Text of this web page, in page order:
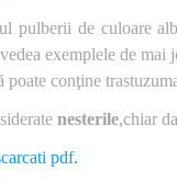
pulberii de culoare
exemplele de
poate conţine
nesterile,chiar
pdf.